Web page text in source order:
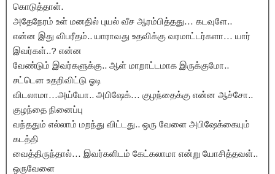
கொடுத்தாள்.
அதேநேரம் உள் மனதில் புயல் வீச ஆரம்பித்தது… கடவுளே..
என்ன இது விபரீதம்.. யாராவது உதவிக்கு வரமாட்டர்களா… யார்
இவர்கள்..? என்ன
வேண்டும் இவர்களுக்கு.. ஆள் மாறாட்டமாக இருக்குமோ..
சட்டென உதறிவிட்டு ஓடி
விடலாமா…அய்யோ.. அபிஷேக்… குழந்தைக்கு என்ன ஆச்சோ..
குழந்தை நினைப்பு
வந்ததும் எல்லாம் மறந்து விட்டது.. ஒரு வேளை அபிஷேக்கையும்
கடத்தி
வைத்திருந்தால்… இவர்களிடம் கேட்கலாமா என்று யோசித்தவள்..
ஒருவேளை